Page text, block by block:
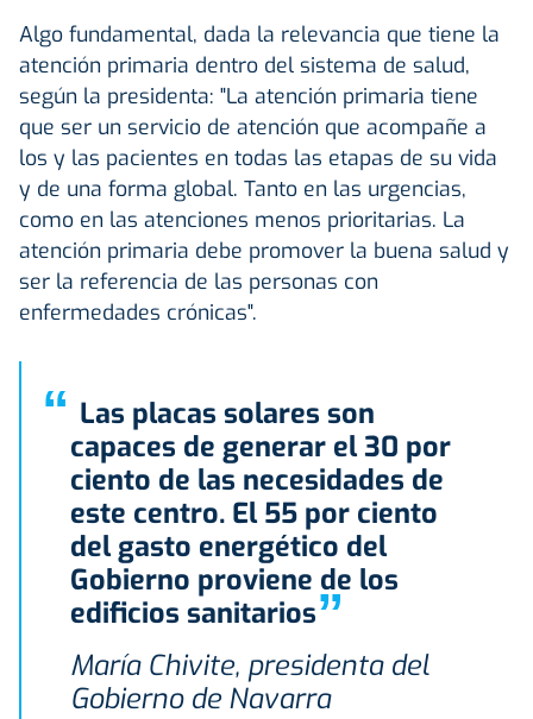
Algo fundamental, dada la relevancia que tiene la
atención primaria dentro del sistema de salud,
según la presidenta: "La atención primaria tiene
que ser un servicio de atención que acompañe a
los y las pacientes en todas las etapas de su vida
y de una forma global. Tanto en las urgencias,
como en las atenciones menos prioritarias. La
atención primaria debe promover la buena salud y
ser la referencia de las personas con
enfermedades crónicas".
“ Las placas solares son
capaces de generar el 30 por
ciento de las necesidades de
este centro. El 55 por ciento
del gasto energético del
Gobierno proviene de los
edificios sanitarios”
María Chivite, presidenta del
Gobierno de Navarra